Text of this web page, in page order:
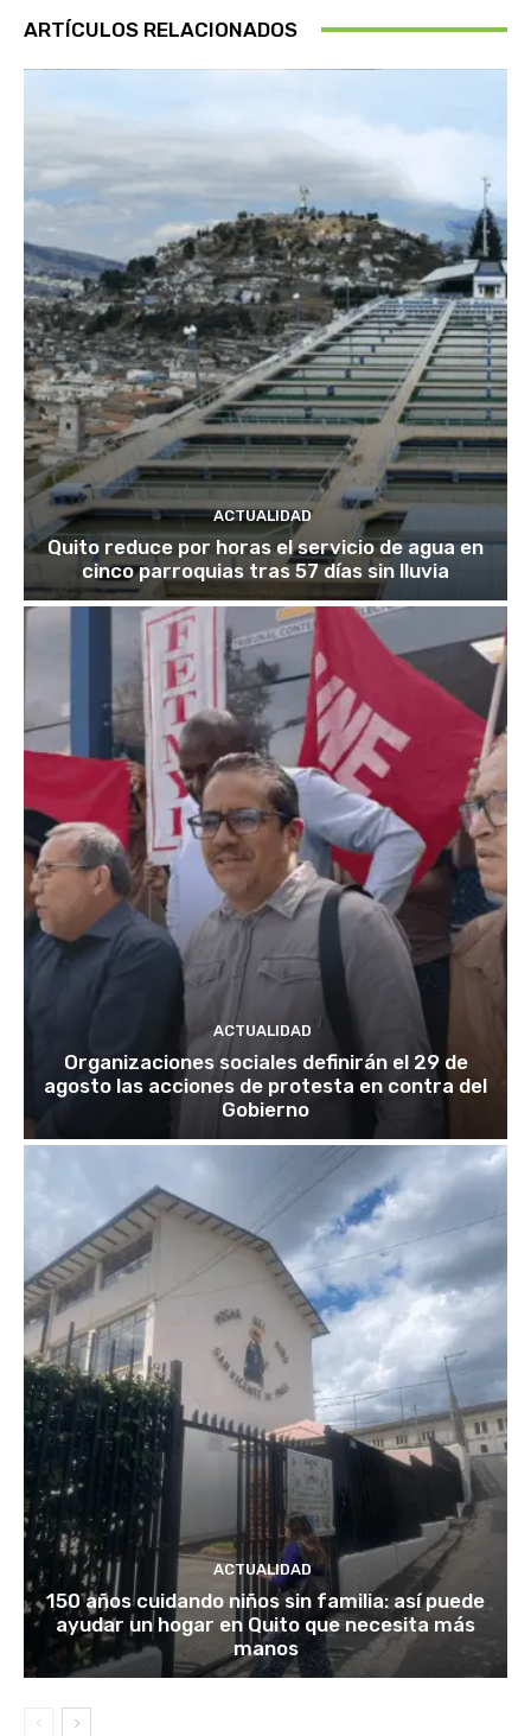
ARTÍCULOS RELACIONADOS
ACTUALIDAD
Quito reduce por horas el servicio de agua en
cinco parroquias tras 57 días sin lluvia
ACTUALIDAD
Organizaciones sociales definirán el 29 de
agosto las acciones de protesta en contra del
Gobierno
ACTUALIDAD
150 años cuidando niños sin familia: así puede
ayudar un hogar en Quito que necesita más
manos